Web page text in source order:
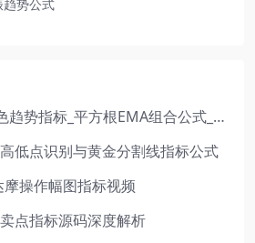
势公式
文华财经K线变色趋势指标_平方根EMA组合公式_红绿波段操盘指标源码
低点识别与黄金分割线指标公式
操作幅图指标视频
点指标源码深度解析